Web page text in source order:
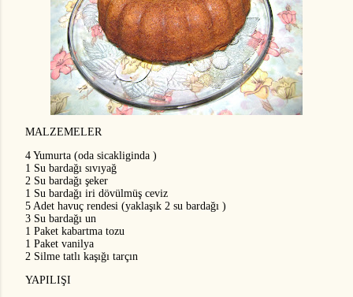
MALZEMELER
4 Yumurta (oda sicakliginda )
1 Su bardağı sıvıyağ
2 Su bardağı şeker
1 Su bardağı iri dövülmüş ceviz
5 Adet havuç rendesi (yaklaşık 2 su bardağı )
3 Su bardağı un
1 Paket kabartma tozu
1 Paket vanilya
2 Silme tatlı kaşığı tarçın
YAPILIŞI